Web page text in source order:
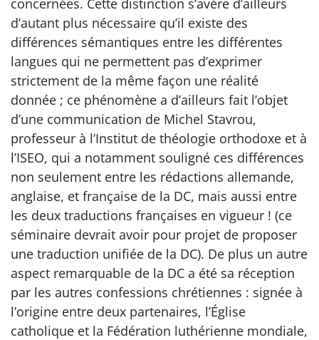
concernées. Cette distinction s’avère d’ailleurs
d’autant plus nécessaire qu’il existe des
différences sémantiques entre les différentes
langues qui ne permettent pas d’exprimer
strictement de la même façon une réalité
donnée ; ce phénomène a d’ailleurs fait l’objet
d’une communication de Michel Stavrou,
professeur à l’Institut de théologie orthodoxe et à
l’ISEO, qui a notamment souligné ces différences
non seulement entre les rédactions allemande,
anglaise, et française de la DC, mais aussi entre
les deux traductions françaises en vigueur ! (ce
séminaire devrait avoir pour projet de proposer
une traduction unifiée de la DC). De plus un autre
aspect remarquable de la DC a été sa réception
par les autres confessions chrétiennes : signée à
l’origine entre deux partenaires, l’Église
catholique et la Fédération luthérienne mondiale,